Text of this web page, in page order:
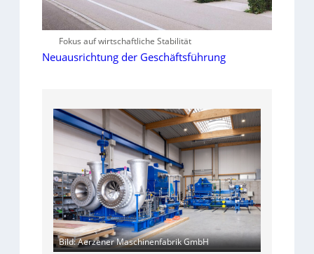
Fokus auf wirtschaftliche Stabilität
Neuausrichtung der Geschäftsführung
Bild: Aerzener Maschinenfabrik GmbH